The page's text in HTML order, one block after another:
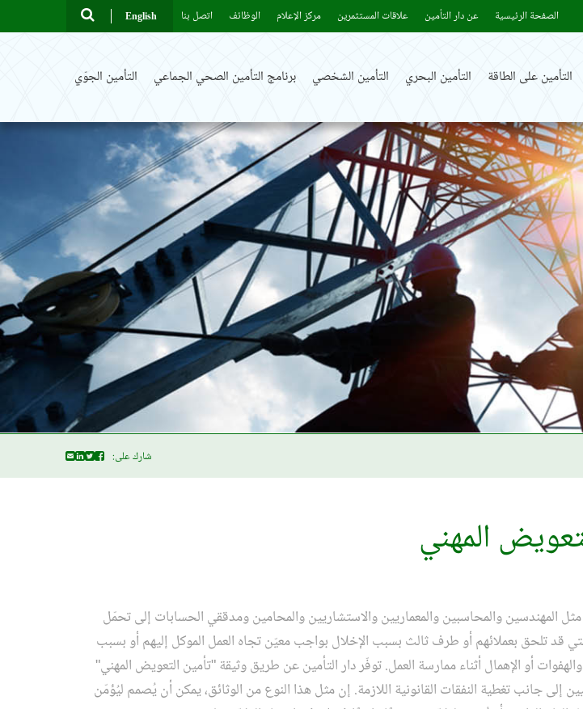
الصفحة الرئيسية عن دار التأمين علاقات المستثمرين مركز الإعلام الوظائف اتصل بنا English
التأمين على الطاقة التأمين البحري التأمين الشخصي برنامج التأمين الصحي الجماعي التأمين الجوّي
شارك على:
المهني
المهندسين والمحاسبين والمعماريين والاستشاريين والمحامين ومدققي الحسابات إلى تحمّل
قد تلحق بعملائهم أو طرف ثالث بسبب الإخلال بواجب معيّن تجاه العمل الموكل إليهم أو بسبب
أو الإهمال أثناء ممارسة العمل. توفّر دار التأمين عن طريق وثيقة "تأمين التعويض المهني"
إلى جانب تغطية النفقات القانونية اللازمة. إن مثل هذا النوع من الوثائق، يمكن أن يُصمم ليُؤمّن